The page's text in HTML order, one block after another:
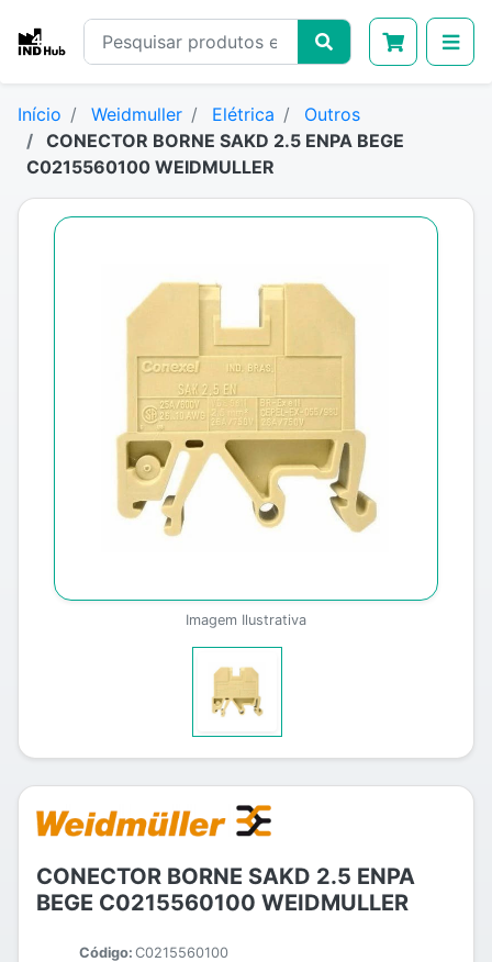
Início Weidmuller Elétrica
Outros
CONECTOR BORNE SAKD 2.5 ENPA BEGE
C0215560100 WEIDMULLER
Imagem Ilustrativa
CONECTOR BORNE SAKD 2.5 ENPA
BEGE C0215560100 WEIDMULLER
Código: C0215560100